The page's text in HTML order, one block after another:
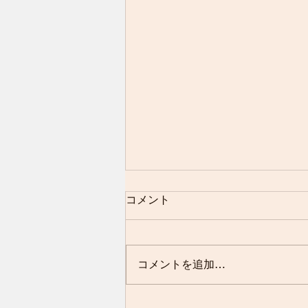
コメント
コメントを追加…